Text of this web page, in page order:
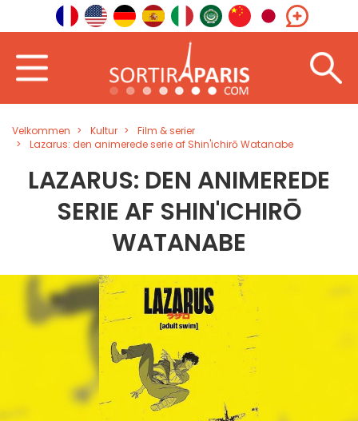
Velkommen Kultur
Film & serier
Lazarus: den animerede serie af Shin'ichirō Watanabe
LAZARUS: DEN ANIMEREDE
SERIE AF SHIN'ICHIRŌ
WATANABE